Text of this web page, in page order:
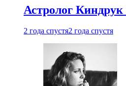
Астролог
2 года спустя2 года спустя